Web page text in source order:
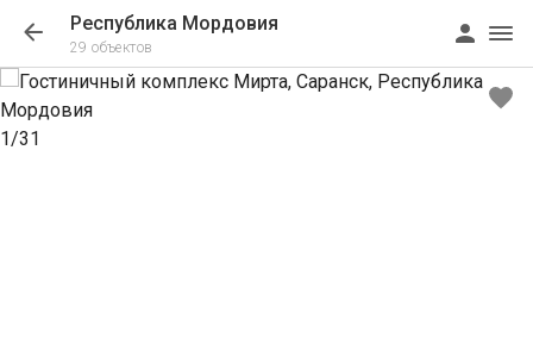
Республика Мордовия
29 объектов
1/31